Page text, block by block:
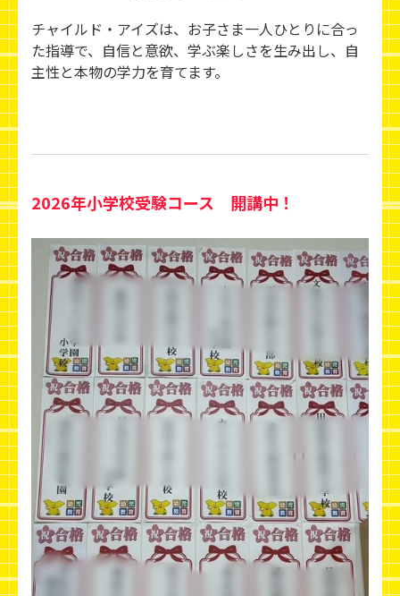
チャイルド・アイズは、お子さま一人ひとりに合っ
た指導で、自信と意欲、学ぶ楽しさを生み出し、 自
主性と本物の学力を育てます。
2026年小学校受験コース 開講中！